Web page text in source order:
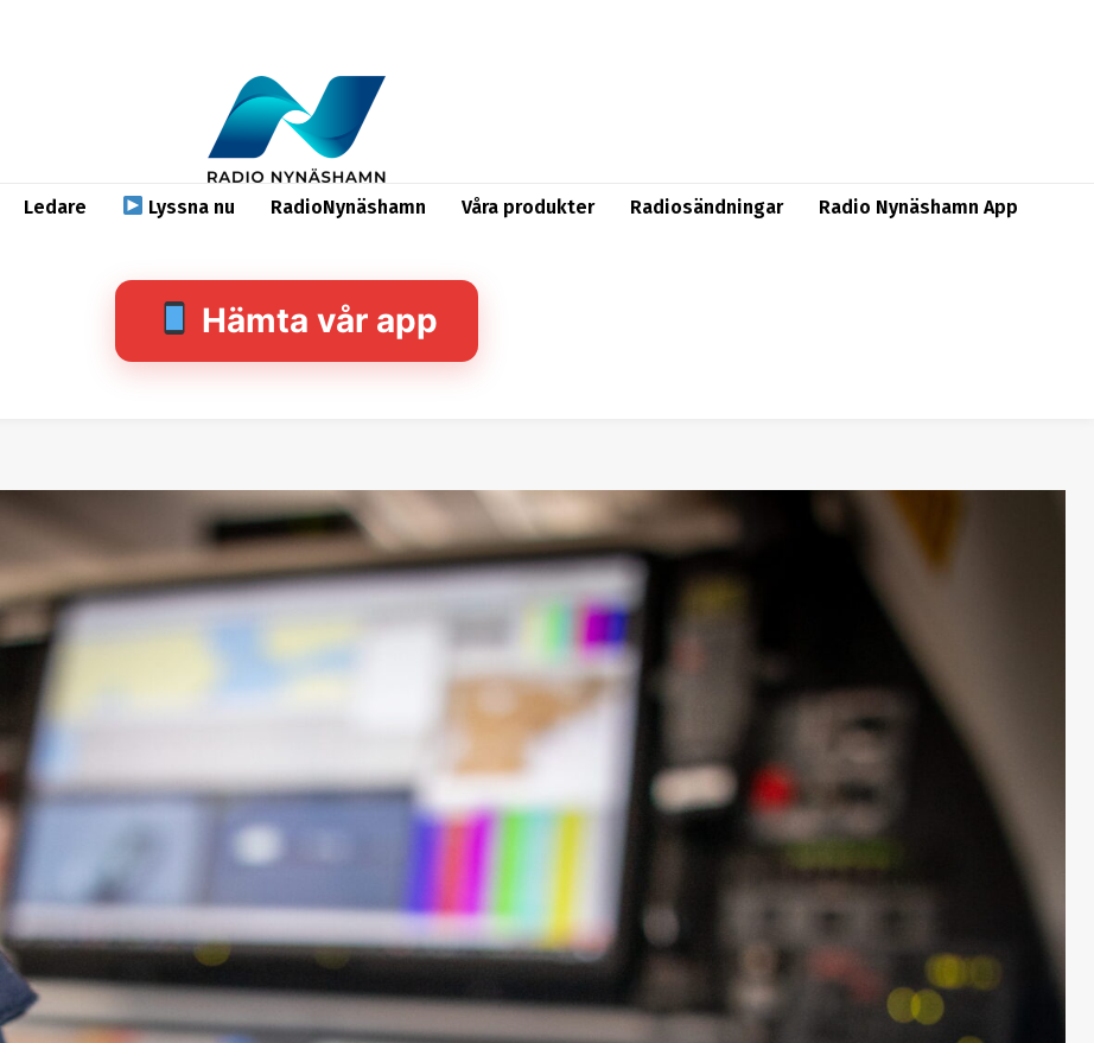
Ledare Lyssna nu RadioNynäshamn Våra produkter Radiosändningar Radio Nynäshamn App
Hämta vår app